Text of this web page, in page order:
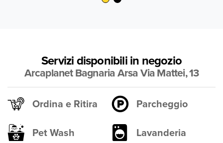
Servizi disponibili in negozio
Arcaplanet Bagnaria Arsa Via Mattei, 13
Ordina e Ritira Parcheggio
Pet Wash Lavanderia